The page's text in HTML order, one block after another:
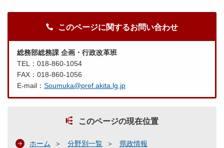
このページに関するお問い合わせ
総務部総務課 企画・行政改革班
TEL：018-860-1054
FAX：018-860-1056
E-mail： Soumuka@pref.akita.lg.jp
このページの現在位置
ホーム 分野別一覧
県政情報